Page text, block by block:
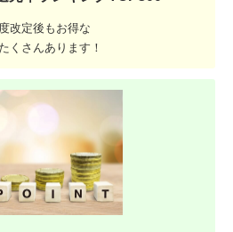
改定後もお得な
くさんあります！